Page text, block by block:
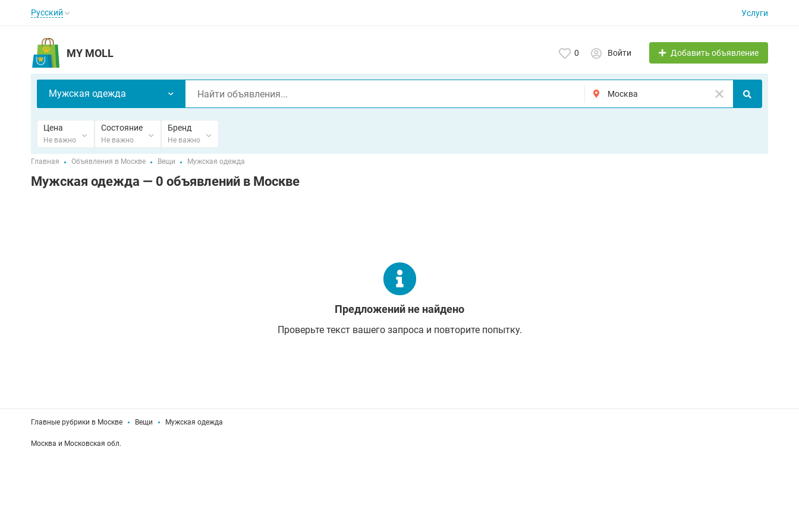
Русский Услуги
MY MOLL 0 Войти Добавить объявление
Мужская одежда
Цена
Не важно
Состояние
Не важно
Бренд
Не важно
Главная Объявления в Москве Вещи Мужская одежда
Мужская одежда — 0 объявлений в Москве
Предложений не найдено
Проверьте текст вашего запроса и повторите попытку.
Главные рубрики в Москве Вещи Мужская одежда
Москва и Московская обл.